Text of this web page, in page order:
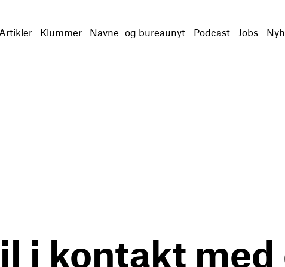
Artikler Klummer Navne- og bureaunyt Podcast Jobs
i kontakt med